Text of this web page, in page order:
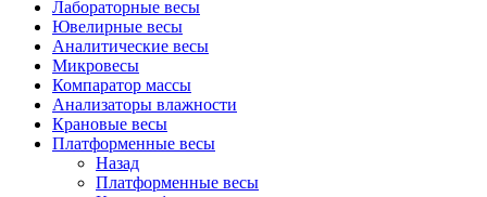
Лабораторные весы
Ювелирные весы
Аналитические весы
Микровесы
Компаратор массы
Анализаторы влажности
Крановые весы
Платформенные весы
Назад
Платформенные весы